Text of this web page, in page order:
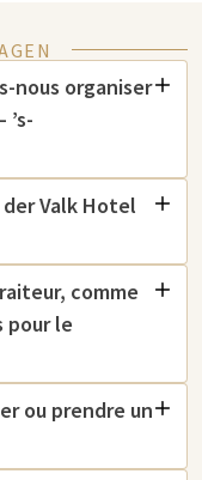
nous organiser
Valk Hotel
comme
pour le
ou prendre un